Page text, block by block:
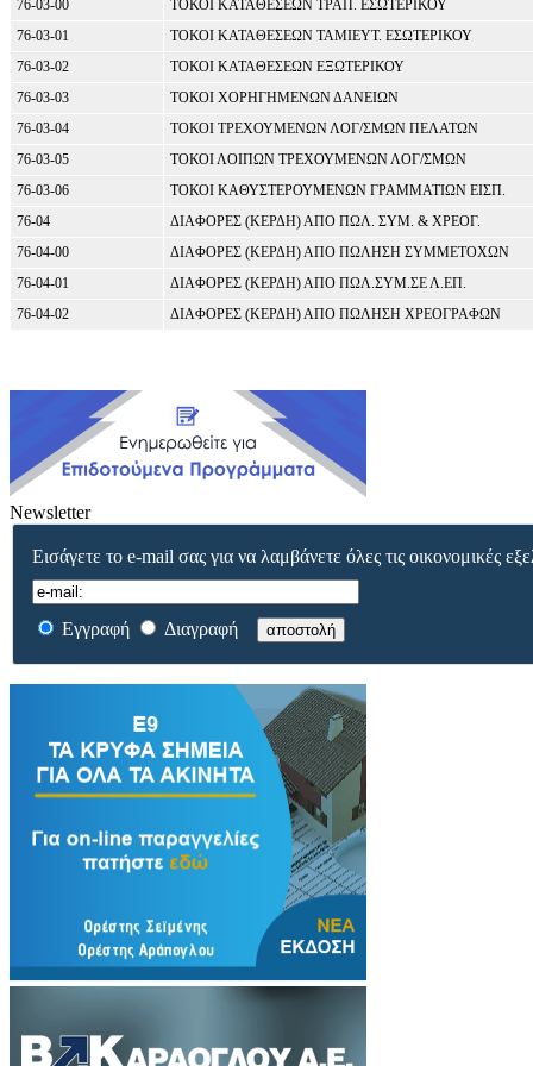
76-03-00
ΤΟΚΟΙ ΚΑΤΑΘΕΣΕΩΝ ΤΡΑΠ. ΕΣΩΤΕΡΙΚΟΥ
76-03-01
ΤΟΚΟΙ ΚΑΤΑΘΕΣΕΩΝ ΤΑΜΙΕΥΤ. ΕΣΩΤΕΡΙΚΟΥ
76-03-02
ΤΟΚΟΙ ΚΑΤΑΘΕΣΕΩΝ ΕΞΩΤΕΡΙΚΟΥ
76-03-03
ΤΟΚΟΙ ΧΟΡΗΓΗΜΕΝΩΝ ΔΑΝΕΙΩΝ
76-03-04
ΤΟΚΟΙ ΤΡΕΧΟΥΜΕΝΩΝ ΛΟΓ/ΣΜΩΝ ΠΕΛΑΤΩΝ
76-03-05
ΤΟΚΟΙ ΛΟΙΠΩΝ ΤΡΕΧΟΥΜΕΝΩΝ ΛΟΓ/ΣΜΩΝ
76-03-06
ΤΟΚΟΙ ΚΑΘΥΣΤΕΡΟΥΜΕΝΩΝ ΓΡΑΜΜΑΤΙΩΝ ΕΙΣΠ.
76-04
ΔΙΑΦΟΡΕΣ (ΚΕΡΔΗ) ΑΠΟ ΠΩΛ. ΣΥΜ. & ΧΡΕΟΓ.
76-04-00
ΔΙΑΦΟΡΕΣ (ΚΕΡΔΗ) ΑΠΟ ΠΩΛΗΣΗ ΣΥΜΜΕΤΟΧΩΝ
76-04-01
ΔΙΑΦΟΡΕΣ (ΚΕΡΔΗ) ΑΠΟ ΠΩΛ.ΣΥΜ.ΣΕ Λ.ΕΠ.
76-04-02
ΔΙΑΦΟΡΕΣ (ΚΕΡΔΗ) ΑΠΟ ΠΩΛΗΣΗ ΧΡΕΟΓΡΑΦΩΝ
Newsletter
Εισάγετε το e-mail σας για να λαμβάνετε όλες τις οικονομικές
Εγγραφή Διαγραφή αποστολή